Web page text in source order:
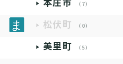
本庄市 （7）
松伏町 （0）
美里町 （5）